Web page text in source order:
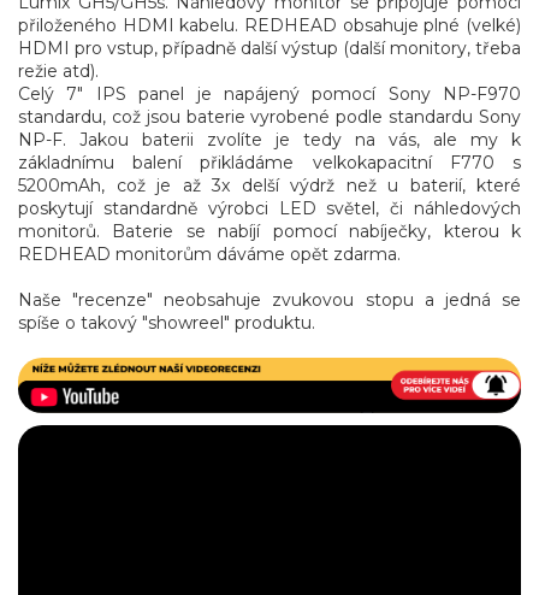
přiloženého HDMI kabelu. REDHEAD obsahuje plné (velké)
HDMI pro vstup, případně další výstup (další monitory, třeba
režie atd).
Celý 7" IPS panel je napájený pomocí Sony NP-F970
standardu, což jsou baterie vyrobené podle standardu Sony
NP-F. Jakou baterii zvolíte je tedy na vás, ale my k
základnímu balení přikládáme velkokapacitní F770 s
5200mAh, což je až 3x delší výdrž než u baterií, které
poskytují standardně výrobci LED světel, či náhledových
monitorů. Baterie se nabíjí pomocí nabíječky, kterou k
REDHEAD monitorům dáváme opět zdarma.
Naše "recenze" neobsahuje zvukovou stopu a jedná se
spíše o takový "showreel" produktu.